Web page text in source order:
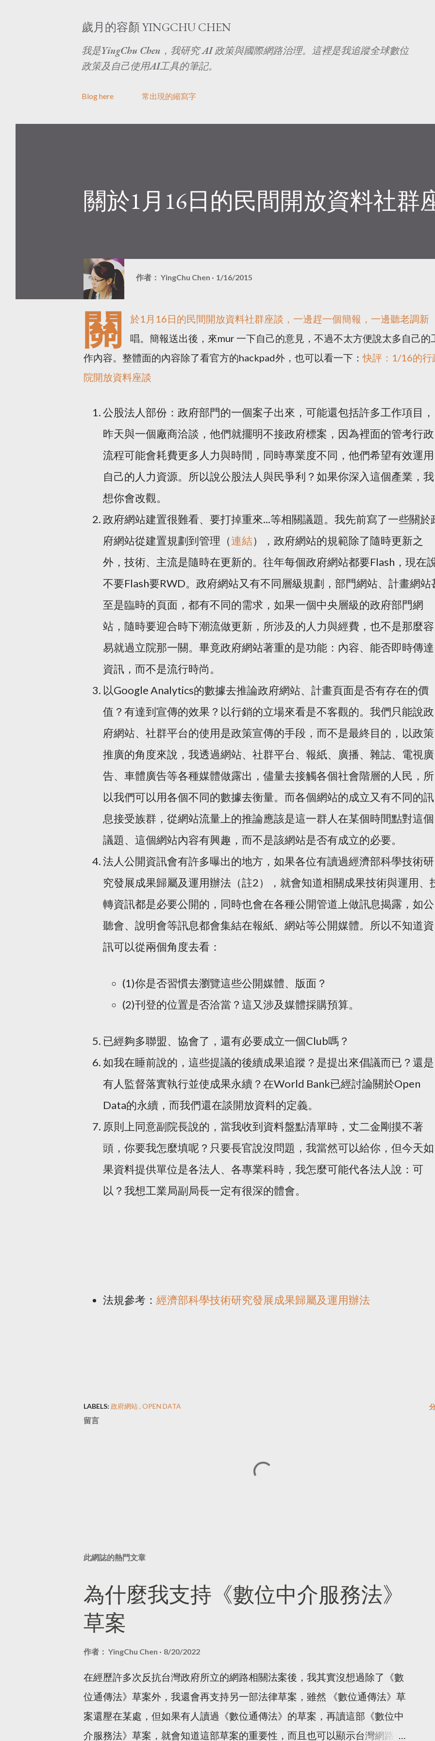
歲月的容顏 YINGCHU CHEN
我是YingChu Chen，我研究 AI 政策與國際網路治理。這裡是我追蹤全球數位
政策及自己使用AI工具的筆記。
Blog here 常出現的縮寫字
關於1月16日的民間開放資料社群
作者： YingChu Chen 1/16/2015
關 於1月16日的民間開放資料社群座談 ，一邊趕一個簡報，一邊聽老調新
唱。簡報送出後，來mur 一下自己的意見，不過不太方便說太多自己的
作內容。整體面的內容除了看官方的hackpad外，也可以看一下：快評：1/16的行
院開放資料座談
公股法人部份：政府部門的一個案子出來，可能還包括許多工作項目，
昨天與一個廠商洽談，他們就擺明不接政府標案，因為裡面的管考行政
流程可能會耗費更多人力與時間，同時專業度不同，他們希望有效運用
自己的人力資源。所以說公股法人與民爭利？如果你深入這個產業，我
想你會改觀。
政府網站建置很難看、要打掉重來...等相關議題。我先前寫了一些關於
府網站從建置規劃到管理（連結），政府網站的規範除了隨時更新之
外，技術、主流是隨時在更新的。往年每個政府網站都要Flash，現在
不要Flash要RWD。政府網站又有不同層級規劃，部門網站、計畫網站
至是臨時的頁面，都有不同的需求，如果一個中央層級的政府部門網
站，隨時要迎合時下潮流做更新，所涉及的人力與經費，也不是那麼容
易就過立院那一關。畢竟政府網站著重的是功能：內容、能否即時傳達
資訊，而不是流行時尚。
以Google Analytics的數據去推論政府網站、計畫頁面是否有存在的價
值？有達到宣傳的效果？以行銷的立場來看是不客觀的。我們只能說政
府網站、社群平台的使用是政策宣傳的手段，而不是最終目的，以政策
推廣的角度來說，我透過網站、社群平台、報紙、廣播、雜誌、電視廣
告、車體廣告等各種媒體做露出，儘量去接觸各個社會階層的人民，所
以我們可以用各個不同的數據去衡量。而各個網站的成立又有不同的訊
息接受族群，從網站流量上的推論應該是這一群人在某個時間點對這個
議題、這個網站內容有興趣，而不是該網站是否有成立的必要。
法人公開資訊會有許多曝出的地方，如果各位有讀過經濟部科學技術研
究發展成果歸屬及運用辦法（註2），就會知道相關成果技術與運用、
轉資訊都是必要公開的，同時也會在各種公開管道上做訊息揭露，如公
聽會、說明會等訊息都會集結在報紙、網站等公開媒體。所以不知道資
訊可以從兩個角度去看：
(1)你是否習慣去瀏覽這些公開媒體、版面？
(2)刊登的位置是否洽當？這又涉及媒體採購預算。
已經夠多聯盟、協會了，還有必要成立一個Club嗎？
如我在睡前說的，這些提議的後續成果追蹤？是提出來倡議而已？還是
有人監督落實執行並使成果永續？在World Bank已經討論關於Open
Data的永續，而我們還在談開放資料的定義。
原則上同意副院長說的，當我收到資料盤點清單時，丈二金剛摸不著
頭，你要我怎麼填呢？只要長官說沒問題，我當然可以給你，但今天如
果資料提供單位是各法人、各專業科時，我怎麼可能代各法人說：可
以？我想工業局副局長一定有很深的體會。
法規參考： 經濟部科學技術研究發展成果歸屬及運用辦法
LABELS: 政府網站 OPEN DATA
留言
此網誌的熱門文章
為什麼我支持《數位中介服務法》
草案
作者： YingChu Chen 8/20/2022
在經歷許多次反抗台灣政府所立的網路相關法案後，我其實沒想過除了《數
位通傳法》草案外，我還會再支持另一部法律草案，雖然 《數位通傳法》草
案還壓在某處，但如果有人讀過《數位通傳法》的草案，再讀這部《數位中
介服務法》草案，就會知道這部草案的重要性，而且也可以顯示台灣網路使